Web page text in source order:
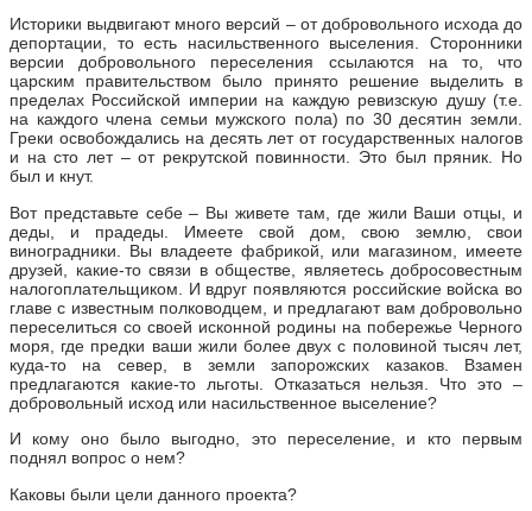
Историки выдвигают много версий – от добровольного исхода до
депортации, то есть насильственного выселения. Сторонники
версии добровольного переселения ссылаются на то, что
царским правительством было принято решение выделить в
пределах Российской империи на каждую ревизскую душу (т.е.
на каждого члена семьи мужского пола) по 30 десятин земли.
Греки освобождались на десять лет от государственных налогов
и на сто лет – от рекрутской повинности. Это был пряник. Но
был и кнут.
Вот представьте себе – Вы живете там, где жили Ваши отцы, и
деды, и прадеды. Имеете свой дом, свою землю, свои
виноградники. Вы владеете фабрикой, или магазином, имеете
друзей, какие-то связи в обществе, являетесь добросовестным
налогоплательщиком. И вдруг появляются российские войска во
главе с известным полководцем, и предлагают вам добровольно
переселиться со своей исконной родины на побережье Черного
моря, где предки ваши жили более двух с половиной тысяч лет,
куда-то на север, в земли запорожских казаков. Взамен
предлагаются какие-то льготы. Отказаться нельзя. Что это –
добровольный исход или насильственное выселение?
И кому оно было выгодно, это переселение, и кто первым
поднял вопрос о нем?
Каковы были цели данного проекта?